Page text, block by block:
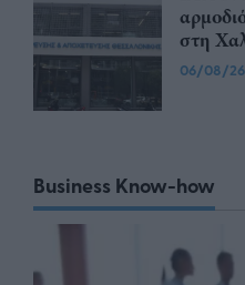
στη
06/08/26
Business Know-how